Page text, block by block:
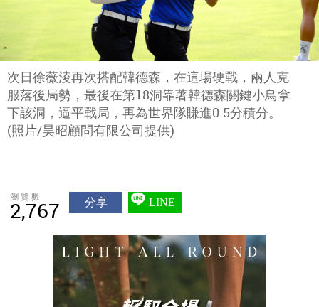
次日徐薇淩再次搭配韓德森，在這場硬戰，兩人克
服落後局勢，最後在第18洞靠著韓德森關鍵小鳥拿
下該洞，逼平戰局，再為世界隊賺進0.5分積分。
(照片/昊昭顧問有限公司提供)
瀏覽數
2,767 分享 LINE